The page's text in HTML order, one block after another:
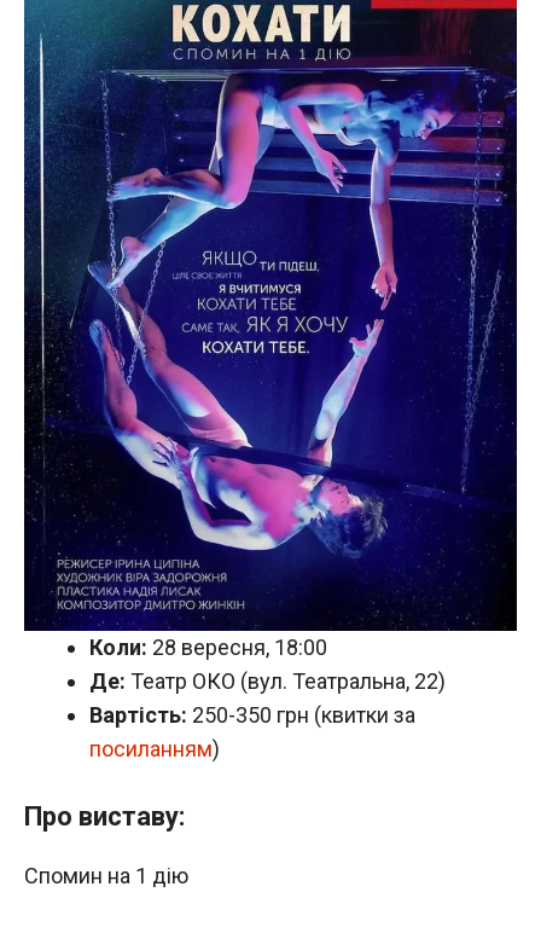
Коли: 28 вересня, 18:00
Де: Театр ОКО (вул. Театральна, 22)
Вартість: 250-350 грн (квитки за
посиланням)
Про виставу:
Спомин на 1 дію